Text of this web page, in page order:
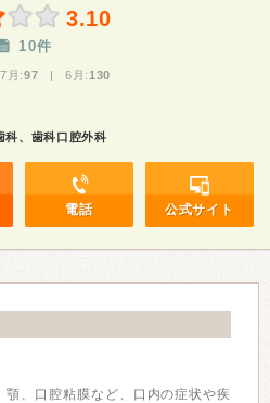
3.10
10件
月:97 | 6月: 130
科、歯科口腔外科
電話 公式サイト
、口腔粘膜など、口内の症状や疾